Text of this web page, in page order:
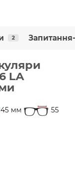
2
LA
мм 55